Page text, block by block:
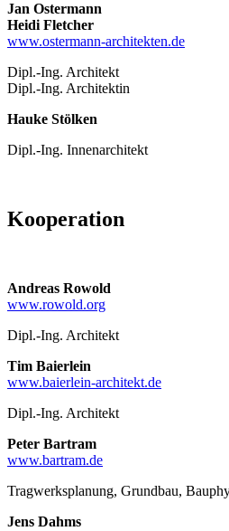
Jan Ostermann
Heidi Fletcher
www.ostermann-architekten.de
Dipl.-Ing. Architekt
Dipl.-Ing. Architektin
Hauke Stölken
Dipl.-Ing. Innenarchitekt
Kooperation
Andreas Rowold
www.rowold.org
Dipl.-Ing. Architekt
Tim Baierlein
www.baierlein-architekt.de
Dipl.-Ing. Architekt
Peter Bartram
www.bartram.de
Tragwerksplanung, Grundbau,
Jens Dahms